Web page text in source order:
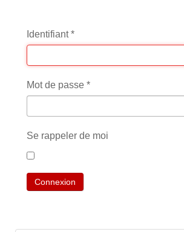
Identifiant*
Mot de passe *
Se rappeler de moi
Connexion